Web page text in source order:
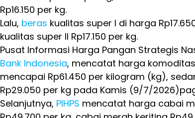
Rp16.150 per kg.
Lalu, beras kualitas super I di harga
kualitas super II Rp17.150 per kg.
Pusat Informasi Harga Pangan Strategis
Bank Indonesia, mencatat harga
mencapai Rp61.450 per kilogram (kg),
Rp29.050 per kg pada Kamis (9/7/
Selanjutnya, PIHPS mencatat harga cabai